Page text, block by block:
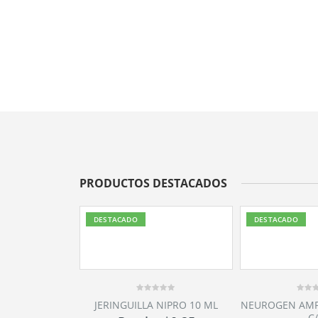
PRODUCTOS DESTACADOS
DESTACADO
out
NEUROGEN AMPOLLAS X10 3ML
DESTACADO
out
CEMIN 500MG